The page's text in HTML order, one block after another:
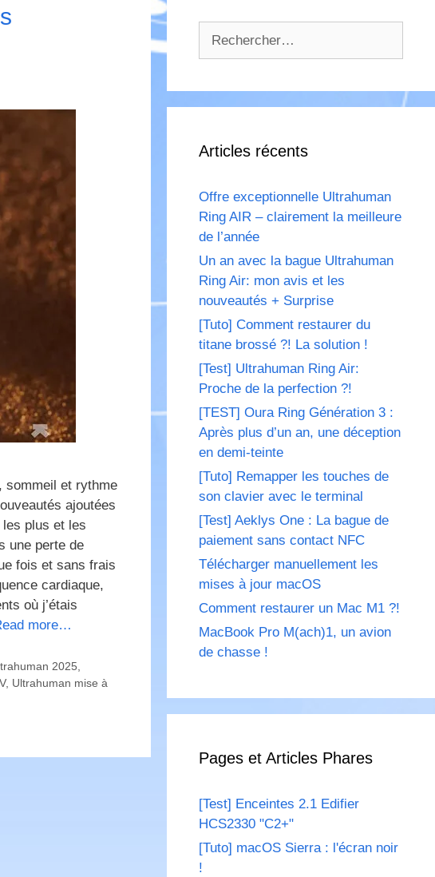
sommeil et rythme
ajoutées
les plus et les
une perte de
fois et sans frais
cardiaque,
où j’étais
more…
2025,
, Ultrahuman mise à
Articles récents
Offre exceptionnelle Ultrahuman
Ring AIR – clairement la meilleure
de l’année
Un an avec la bague Ultrahuman
Ring Air: mon avis et les
nouveautés + Surprise
[Tuto] Comment restaurer du
titane brossé ?! La solution !
[Test] Ultrahuman Ring Air:
Proche de la perfection ?!
[TEST] Oura Ring Génération 3 :
Après plus d’un an, une déception
en demi-teinte
[Tuto] Remapper les touches de
son clavier avec le terminal
[Test] Aeklys One : La bague de
paiement sans contact NFC
Télécharger manuellement les
mises à jour macOS
Comment restaurer un Mac M1 ?!
MacBook Pro M(ach)1, un avion
de chasse !
Pages et Articles Phares
[Test] Enceintes 2.1 Edifier
HCS2330 "C2+"
[Tuto] macOS Sierra : l'écran noir
!